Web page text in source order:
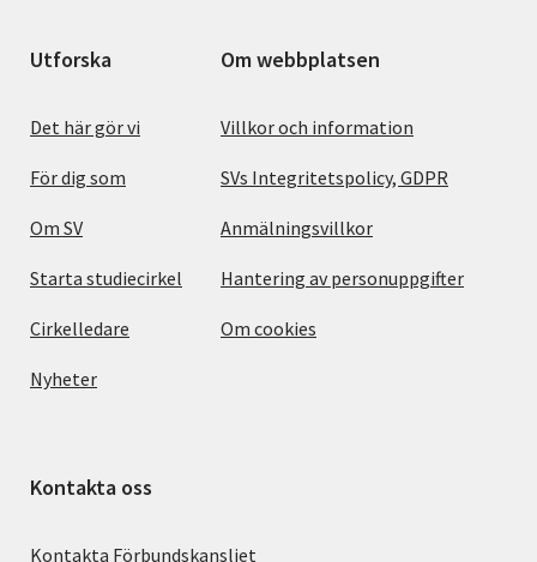
Utforska
Det här gör vi
För dig som
Om SV
Starta studiecirkel
Cirkelledare
Nyheter
Om webbplatsen
Villkor och information
SVs Integritetspolicy, GDPR
Anmälningsvillkor
Hantering av personuppgifter
Om cookies
Kontakta oss
Kontakta Förbundskansliet